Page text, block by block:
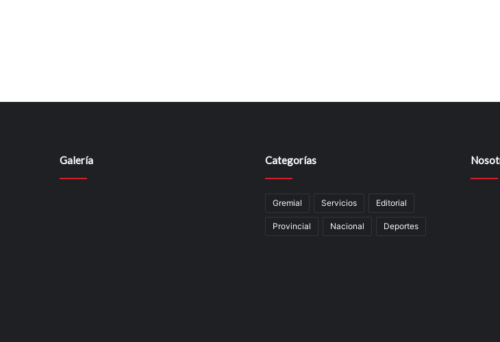
Galería Categorías
Gremial Servicios Editorial
Provincial Nacional Deportes